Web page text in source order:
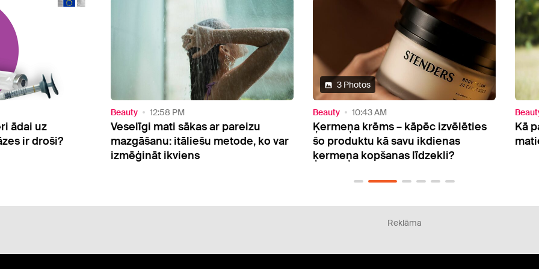
pareizu
metode, ko var
Beauty 10:43 AM
Ķermeņa krēms – kāpēc izvēlēties
šo produktu kā savu ikdienas
ķermeņa kopšanas līdzekli?
Beauty 8:00 AM
Kā pareizi rūpēties par lokainiem
matiem?
Reklāma